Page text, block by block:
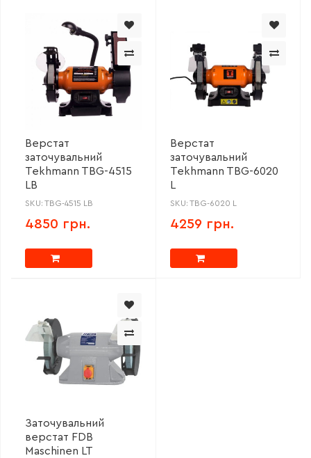
Верстат
заточувальний
Tekhmann TBG-4515
LВ
SKU: TBG-4515 LВ
4850 грн.
Верстат
заточувальний
Tekhmann TBG-6020
L
SKU: TBG-6020 L
4259 грн.
Заточувальний
верстат FDB
Maschinen LT